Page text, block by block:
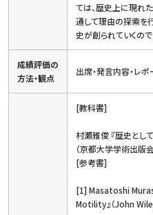
ては、歴史上に現れ
通して理由の探索を
史が創られていくので
成績評価の
方法・観点
出席・発言内容・レポ
[教科書]
村瀬雅俊 『歴史とし
（京都大学学術出版
[参考書]
[1] Masatoshi
Motility』（John